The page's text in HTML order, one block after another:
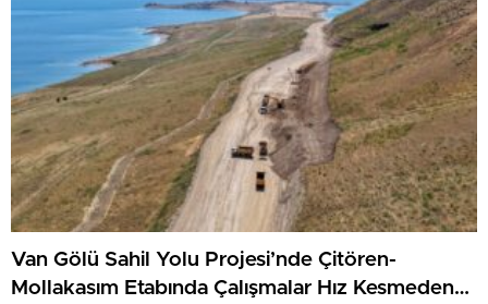
Van Gölü Sahil Yolu Projesi’nde Çitören-
Mollakasım Etabında Çalışmalar Hız Kesmeden